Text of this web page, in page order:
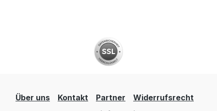
Über uns Kontakt Partner
Widerrufsrecht